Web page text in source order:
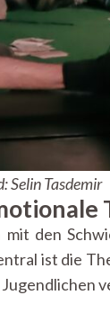
Selin Tasdemir
den
ist die
Jugendlichen